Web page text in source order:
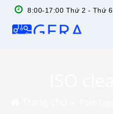
8:00-17:00 Thứ 2 - Thứ 6